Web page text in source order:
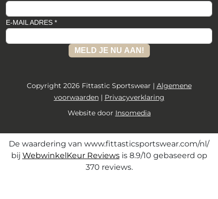
E-MAIL ADRES *
MELD JE NU AAN!
Copyright 2026 Fittastic Sportswear | Algemene
voorwaarden| Privacyverklaring
Website door Insomedia
De waardering van www.fittasticsportswear.com/nl/
bij WebwinkelKeur Reviewsis 8.9/10 gebaseerd op
370 reviews.